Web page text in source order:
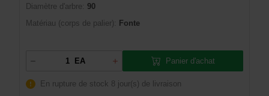
Diamètre d'arbre:
90
Matériau (corps de palier):
Fonte
EA Panier d'achat
En rupture de stock 8 jour(s) de livraison